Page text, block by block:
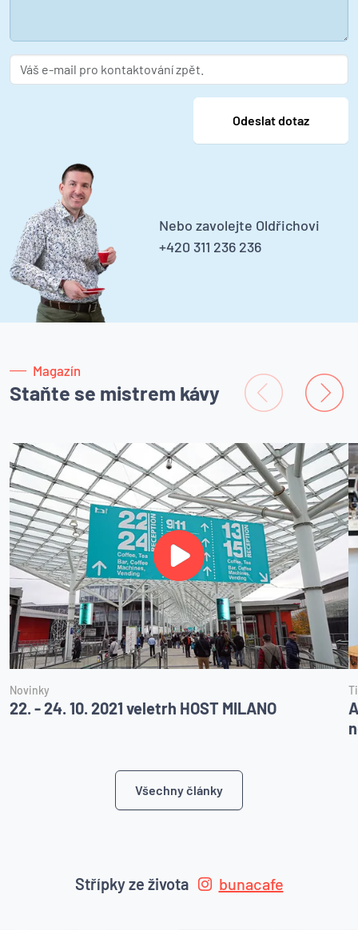
Nebo zavolejte Oldřichovi
+420 311 236 236
Magazín
Staňte se mistrem kávy
Novinky
22. - 24. 10. 2021 veletrh HOST MILANO
Všechny články
Střípky ze života bunacafe